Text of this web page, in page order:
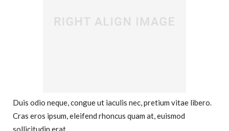
Duis odio neque, congue ut iaculis nec, pretium vitae libero.
Cras eros ipsum, eleifend rhoncus quam at, euismod
sollicitudin erat.